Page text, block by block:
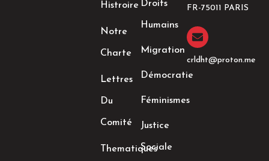
Histroire
Notre
Charte
Lettres
Du
Comité
Thematiques
Droits
Humains
Migration
Démocratie
Féminismes
Justice
Sociale
FR-75011 PARIS
crldht@proton.me